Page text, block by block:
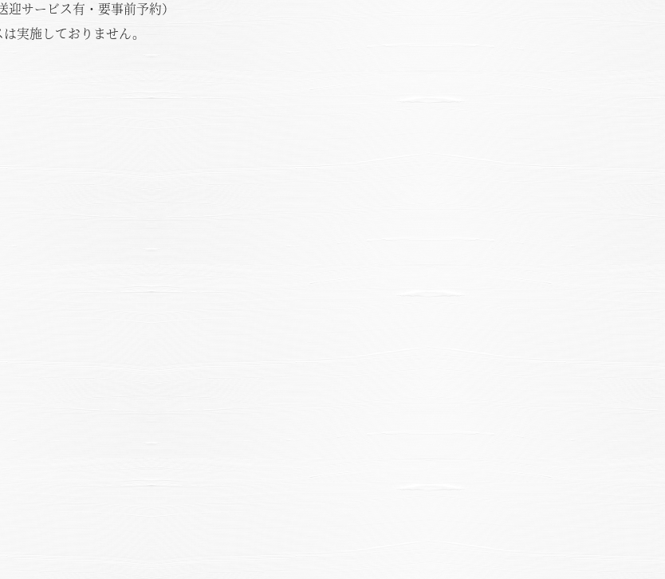
ービス有・要事前予約）
しておりません。